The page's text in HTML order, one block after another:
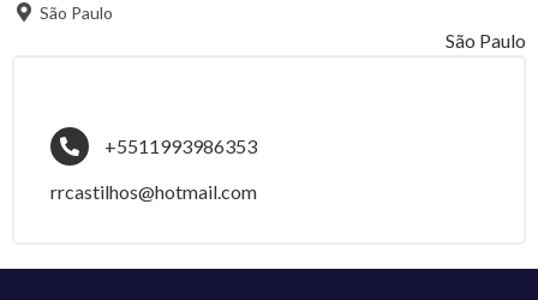
São Paulo
São Paulo
+5511993986353
rrcastilhos@hotmail.com